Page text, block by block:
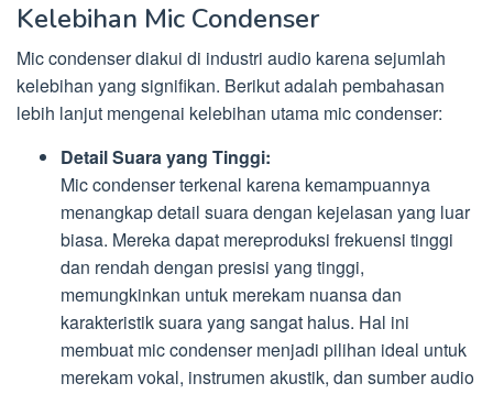
Kelebihan Mic Condenser
Mic condenser diakui di industri audio karena sejumlah
kelebihan yang signifikan. Berikut adalah pembahasan
lebih lanjut mengenai kelebihan utama mic condenser:
Detail Suara yang Tinggi:
Mic condenser terkenal karena kemampuannya
menangkap detail suara dengan kejelasan yang luar
biasa. Mereka dapat mereproduksi frekuensi tinggi
dan rendah dengan presisi yang tinggi,
memungkinkan untuk merekam nuansa dan
karakteristik suara yang sangat halus. Hal ini
membuat mic condenser menjadi pilihan ideal untuk
merekam vokal, instrumen akustik, dan sumber audio